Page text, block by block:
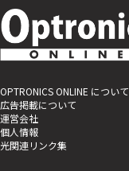
OPTRONICS ONLINE について
広告掲載について
運営会社
個人情報
光関連リンク集